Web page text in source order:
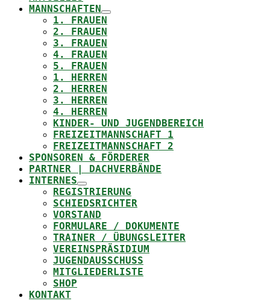
MANNSCHAFTEN
1. FRAUEN
2. FRAUEN
3. FRAUEN
4. FRAUEN
5. FRAUEN
1. HERREN
2. HERREN
3. HERREN
4. HERREN
KINDER- UND JUGENDBEREICH
FREIZEITMANNSCHAFT 1
FREIZEITMANNSCHAFT 2
SPONSOREN & FÖRDERER
PARTNER | DACHVERBÄNDE
INTERNES
REGISTRIERUNG
SCHIEDSRICHTER
VORSTAND
FORMULARE / DOKUMENTE
TRAINER / ÜBUNGSLEITER
VEREINSPRÄSIDIUM
JUGENDAUSSCHUSS
MITGLIEDERLISTE
SHOP
KONTAKT